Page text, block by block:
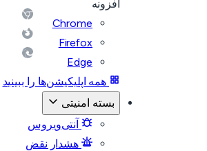
افزونه
Chrome
Firefox
Edge
همه اپلیکیشن‌ها را ببینید
بسته امنیتی
آنتی‌ویروس
هشدار نقض